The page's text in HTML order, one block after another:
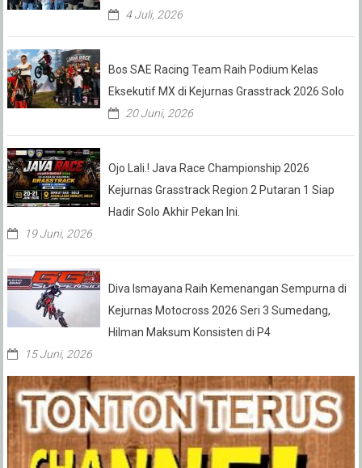
4 Juli, 2026
Bos SAE Racing Team Raih Podium Kelas
Eksekutif MX di Kejurnas Grasstrack 2026 Solo
20 Juni, 2026
Ojo Lali.! Java Race Championship 2026
Kejurnas Grasstrack Region 2 Putaran 1 Siap
Hadir Solo Akhir Pekan Ini.
19 Juni, 2026
Diva Ismayana Raih Kemenangan Sempurna di
Kejurnas Motocross 2026 Seri 3 Sumedang,
Hilman Maksum Konsisten di P4
15 Juni, 2026